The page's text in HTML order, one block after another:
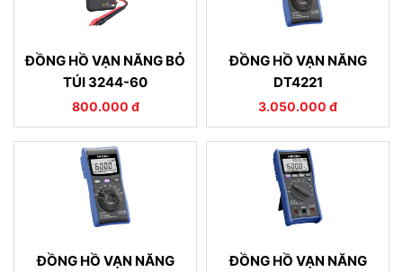
ĐỒNG HỒ VẠN NĂNG BỎ
TÚI 3244-60
800.000 đ
ĐỒNG HỒ VẠN NĂNG
DT4221
3.050.000 đ
ĐỒNG HỒ VẠN NĂNG
ĐỒNG HỒ VẠN NĂNG